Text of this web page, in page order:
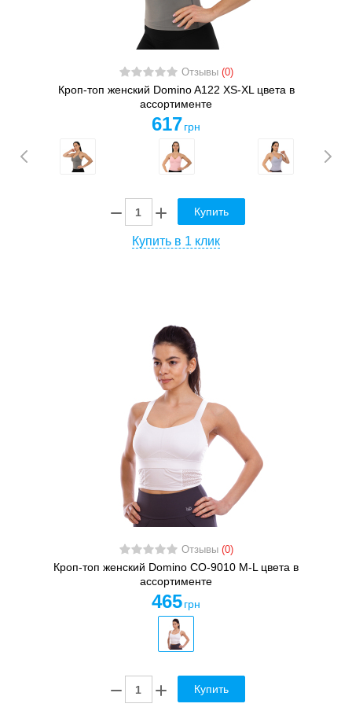
Отзывы (0)
Кроп-топ женский Domino A122 XS-XL цвета в
ассортименте
617 грн
Купить
Купить в 1 клик
Отзывы (0)
Кроп-топ женский Domino CO-9010 M-L цвета в
ассортименте
465 грн
Купить